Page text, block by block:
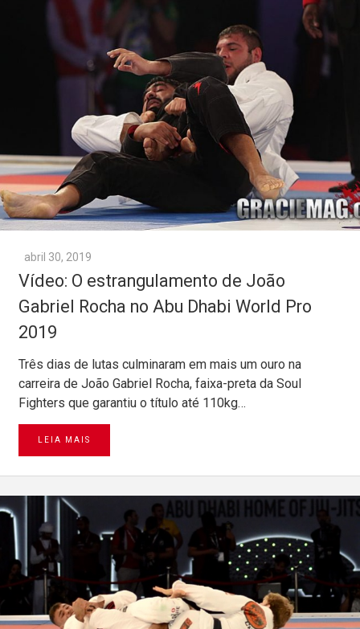
abril 30, 2019
Vídeo: O estrangulamento de João
Gabriel Rocha no Abu Dhabi World Pro
2019
Três dias de lutas culminaram em mais um ouro na
carreira de João Gabriel Rocha, faixa-preta da Soul
Fighters que garantiu o título até 110kg…
LEIA MAIS